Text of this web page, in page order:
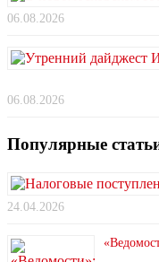
06.08.2026
06.08.2026
Популярные
24.04.2026